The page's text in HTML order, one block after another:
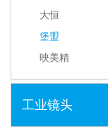
大恒
堡盟
映美精
工业镜头